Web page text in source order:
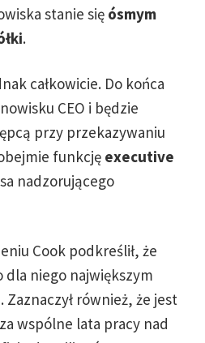
stanie się ósmym
.
całkowicie. Do końca
CEO i będzie
przy przekazywaniu
funkcję executive
nadzorującego
Cook podkreślił, że
dla niego największym
również, że jest
wspólne lata pracy nad